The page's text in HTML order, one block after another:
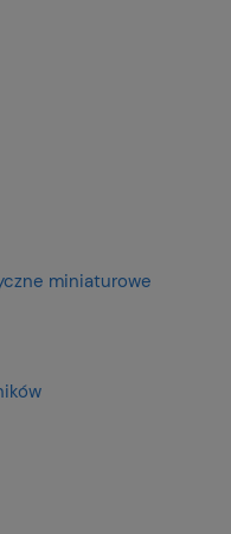
miniaturowe